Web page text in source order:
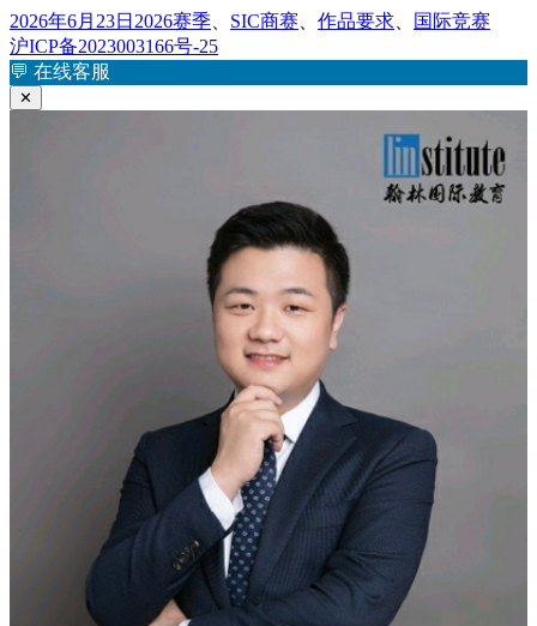
发
布
于
2026年6月23日 标
签
2026赛季、 SIC商赛、 作品要求、
国际竞赛
沪ICP备2023003166号-25
💬 在线客服
✕